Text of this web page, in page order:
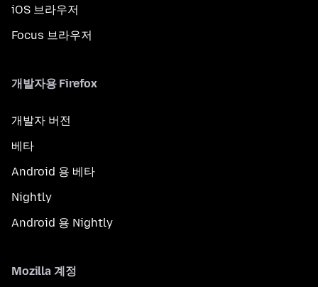
iOS 브라우저
Focus 브라우저
개발자용 Firefox
개발자 버전
베타
Android 용 베타
Nightly
Android 용 Nightly
Mozilla 계정